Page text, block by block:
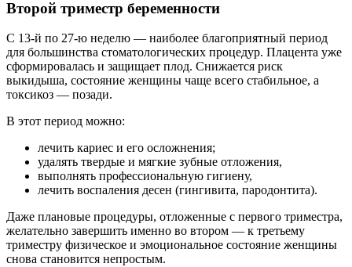
Второй триместр беременности
С 13-й по 27-ю неделю — наиболее благоприятный период
для большинства стоматологических процедур. Плацента уже
сформировалась и защищает плод. Снижается риск
выкидыша, состояние женщины чаще всего стабильное, а
токсикоз — позади.
В этот период можно:
лечить кариес и его осложнения;
удалять твердые и мягкие зубные отложения,
выполнять профессиональную гигиену,
лечить воспаления десен (гингивита, пародонтита).
Даже плановые процедуры, отложенные с первого триместра,
желательно завершить именно во втором — к третьему
триместру физическое и эмоциональное состояние женщины
снова становится непростым.